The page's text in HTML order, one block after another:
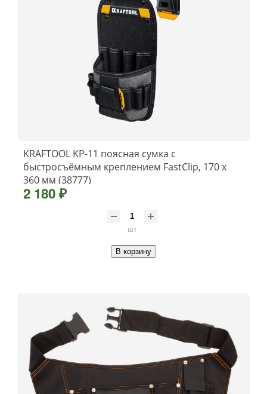
KRAFTOOL KP-11 поясная сумка с
быстросъёмным креплением FastClip, 170 х
360 мм (38777)
2 180 ₽
шт
В корзину